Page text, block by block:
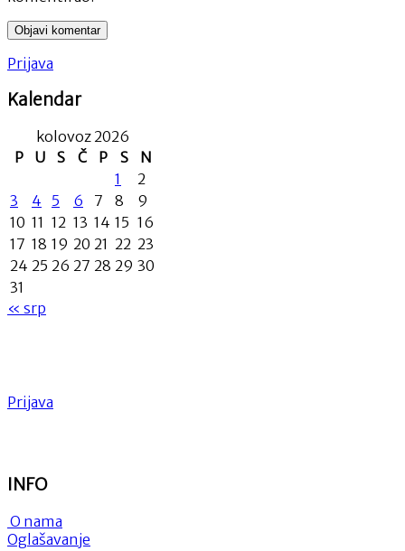
Prijava
Kalendar
kolovoz 2026
P
U S Č P S
N
1
2
3
4 5 6 7 8
9
10 11 12 13 14 15 16
17 18 19 20 21 22 23
24 25 26 27 28 29 30
31
« srp
Prijava
INFO
O nama
Oglašavanje